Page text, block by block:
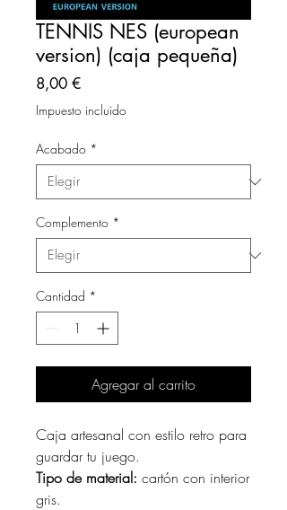
TENNIS NES (european
version) (caja pequeña)
8,00 €Precio
Impuesto incluido
Acabado *
Complemento *
Cantidad *
Agregar al carrito
Caja artesanal con estilo retro para
guardar tu juego.
Tipo de material: cartón con interior
gris.